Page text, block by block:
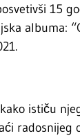
15
albuma:
ističu
radosnijeg